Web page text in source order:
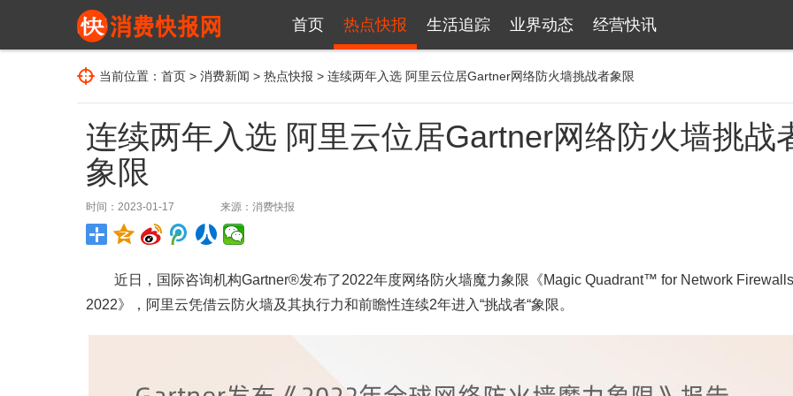
首页 热点快报 生活追踪 业界动态 经营快讯
当前位置： 首页 > 消费新闻 > 热点快报 > 连续两年入选 阿里云位居Gartner网络防火墙挑战者象限
连续两年入选 阿里云位居Gartner网络防火墙挑战
象限
时间：2023-01-17 来源： 消费快报
近日，国际咨询机构Gartner®发布了2022年度网络防火墙魔力象限《Magic Quadrant™ for Network Firewalls
2022》，阿里云凭借云防火墙及其执行力和前瞻性连续2年进入“挑战者“象限。